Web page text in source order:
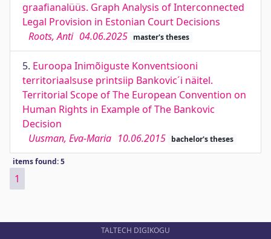
graafianalüüs. Graph Analysis of Interconnected
Legal Provision in Estonian Court Decisions
Roots, Anti 04.06.2025 master's theses
5. Euroopa Inimõiguste Konventsiooni
territoriaalsuse printsiip Bankovic´i näitel.
Territorial Scope of The European Convention on
Human Rights in Example of The Bankovic
Decision
Uusman, Eva-Maria 10.06.2015 bachelor's theses
items found: 5
1
TALTECH DIGIKOGU